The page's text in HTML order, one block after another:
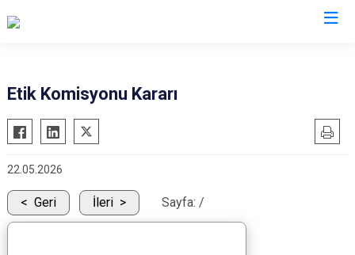
Atabey
Eğirdir
Gelendost
Gönen
Keçiborlu
Yalvaç
Yenişarbademli
Etik Komisyonu Kararı
22.05.2026
Geri İleri Sayfa: /